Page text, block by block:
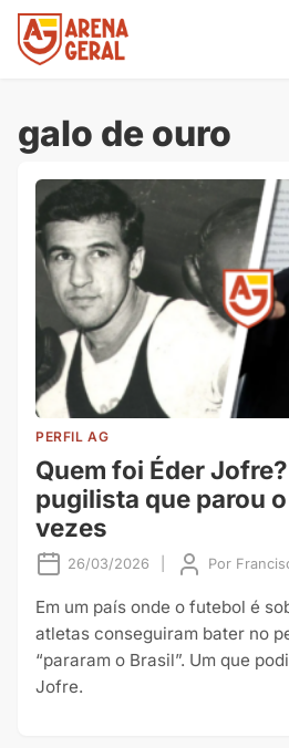
galo de ouro
PERFIL AG
Quem foi Éder
pugilista que parou
vezes
26/03/2026 Por
Em um país onde o futebol é
atletas conseguiram bater no
“pararam o Brasil”. Um que
Jofre.